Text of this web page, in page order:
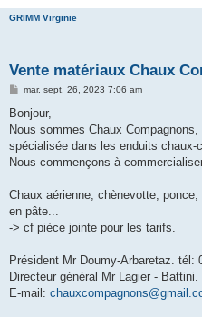
GRIMM Virginie
Vente matériaux Chaux
M
s
a
g
mar. sept. 26, 2023 7:06 am
Bonjour,
Nous sommes Chaux
spécialisée dans les enduits chaux-
Nous commençons à
Chaux aérienne, chènevotte,
en pâte...
-> cf pièce jointe pour les tarifs.
Président Mr Doumy-Arbaretaz. tél:
Directeur général Mr Lagier -
E-mail: